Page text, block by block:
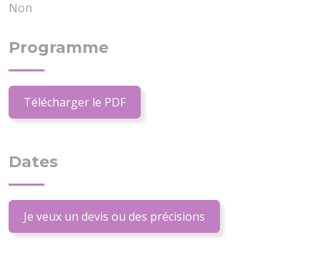
Non
Programme
Télécharger le PDF
Dates
Je veux un devis ou des précisions